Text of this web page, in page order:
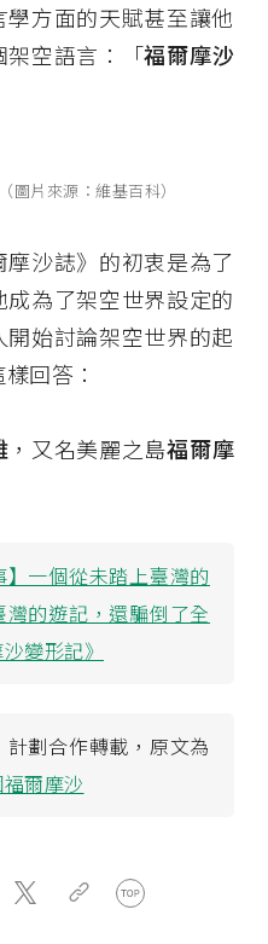
方面的天賦甚至讓他
架空語言：「福爾摩沙
圖片來源：維基百科）
沙誌》的初衷是為了
為了架空世界設定的
始討論架空世界的起
回答：
，又名美麗之島福爾摩
】一個從未踏上臺灣的
的遊記，還騙倒了全
變形記》
劃合作轉載，原文為
爾摩沙